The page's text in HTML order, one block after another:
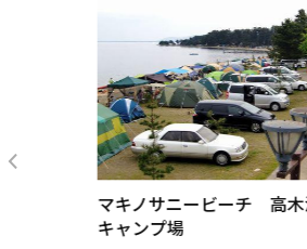
マキノサニービーチ 高木
キャンプ場